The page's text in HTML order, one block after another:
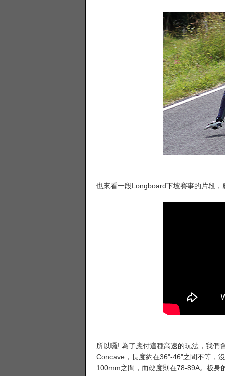
也來看一段Longboard下坡賽事的片段
所以囉! 為了應付這種高速的玩法，我們
Concave，長度約在36"-46"之間不等，
100mm之間，而硬度則在78-89A。板身